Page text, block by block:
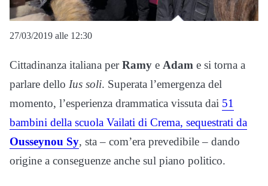
27/03/2019 alle 12:30
Cittadinanza italiana perRamy e Adam e si torna a
parlare dello Ius soli. Superata l’emergenza del
momento, l’esperienza drammatica vissuta dai 51
bambini della scuola Vailati di Crema, sequestrati da
Ousseynou Sy, sta – com’era prevedibile – dando
origine a conseguenze anche sul piano politico.